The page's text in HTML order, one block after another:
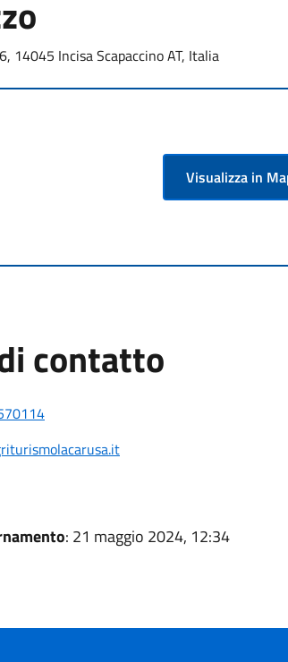
14045 Incisa Scapaccino AT, Italia
Visualizza in
contatto
: 21 maggio 2024, 12:34